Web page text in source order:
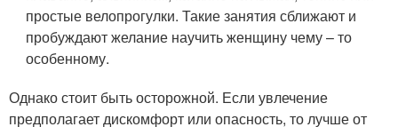
простые велопрогулки. Такие занятия сближают и
пробуждают желание научить женщину чему – то
особенному.
Однако стоит быть осторожной. Если увлечение
предполагает дискомфорт или опасность, то лучше от